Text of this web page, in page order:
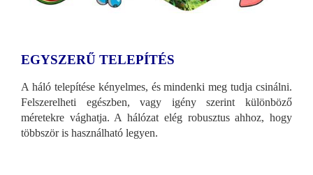
EGYSZERŰ TELEPÍTÉS
A háló telepítése kényelmes, és mindenki meg tudja csinálni.
Felszerelheti egészben, vagy igény szerint különböző
méretekre vághatja. A hálózat elég robusztus ahhoz, hogy
többször is használható legyen.